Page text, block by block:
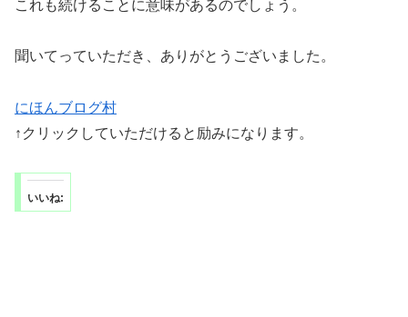
これも続けることに意味があるのでしょう。
聞いてっていただき、ありがとうございました。
にほんブログ村
↑クリックしていただけると励みになります。
いいね: